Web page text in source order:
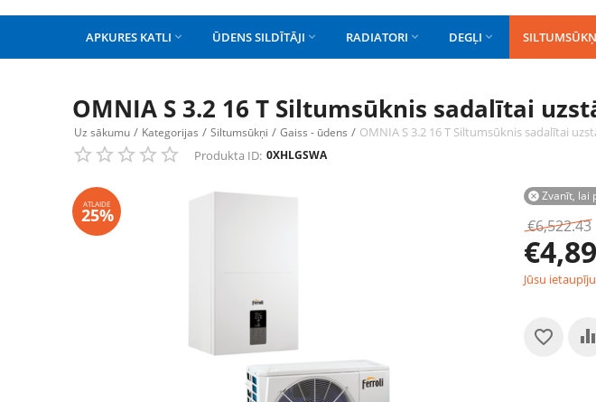
APKURES KATLI  ŪDENS SILDĪTĀJI  RADIATORI  DEGĻI 
OMNIA S 3.2 16 T Siltumsūknis sadalītai
Uz sākumu / Kategorijas / Siltumsūkņi / Gaiss - ūdens / OMNIA S 3.2 16 T Siltumsūknis sadalītai
Produkta ID: 0XHLGSWA
ATLAIDE
25%
Zvanīt, lai

€6,522.43
€
Jūsu